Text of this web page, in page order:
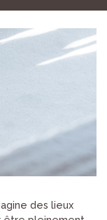
des lieux